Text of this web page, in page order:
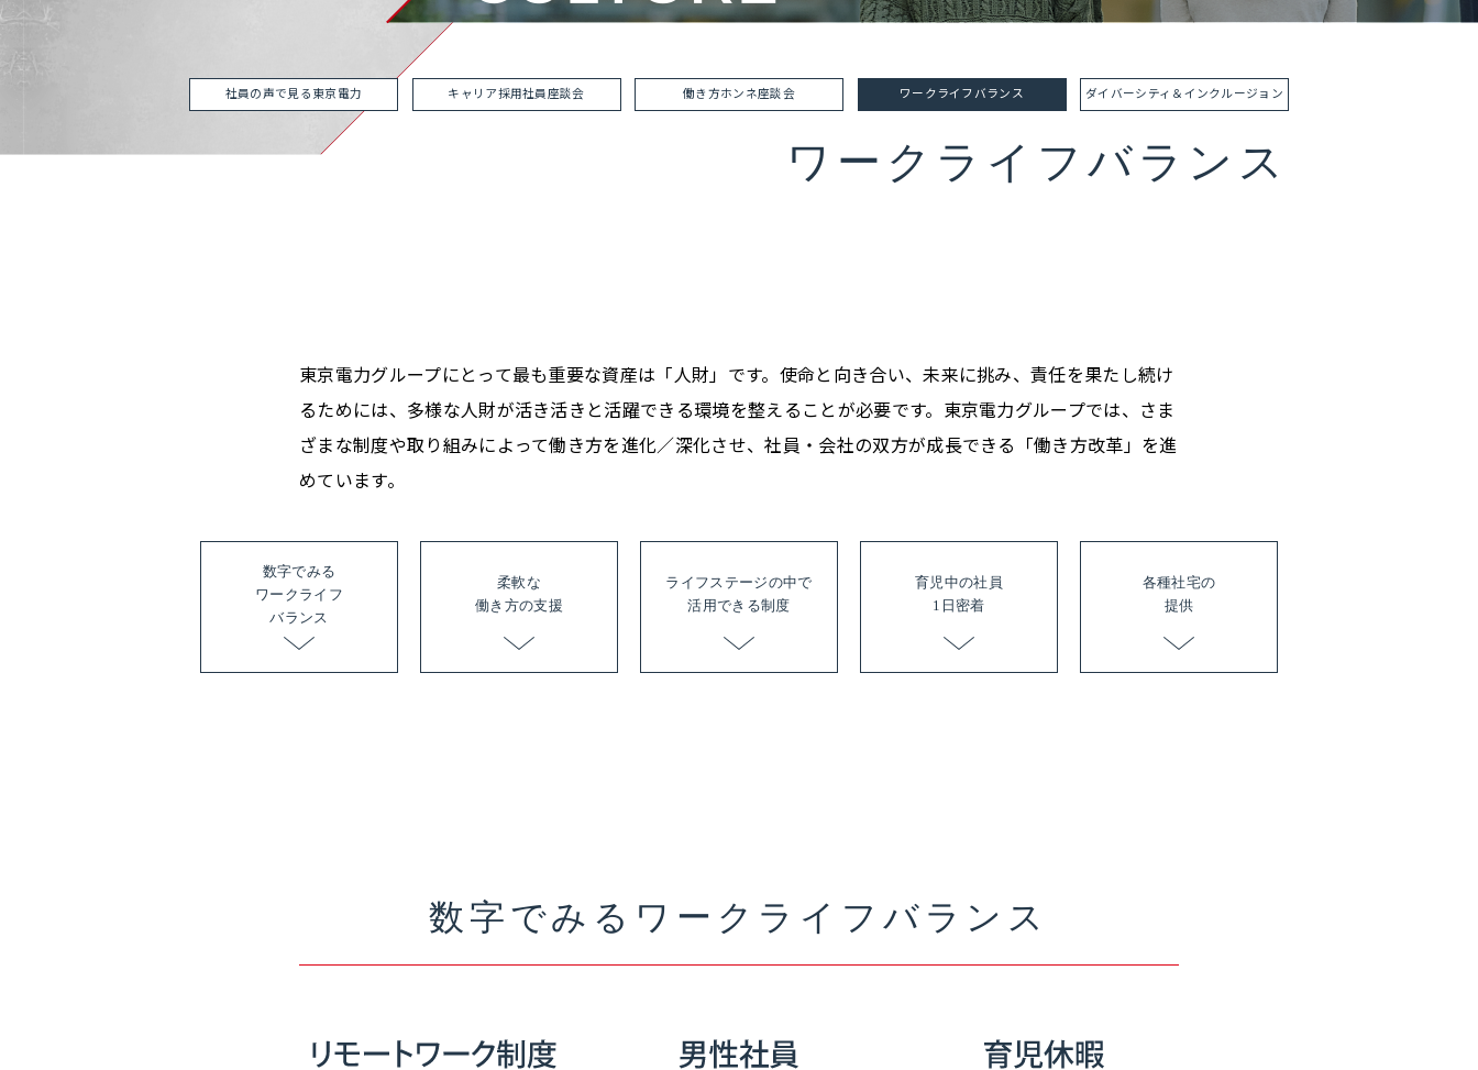
社員の声で見る東京電力 キャリア採用社員座談会 働き方ホンネ座談会 ワークライフバランス ダイバーシティ＆ インクルージョン
ワークライフバランス
東京電力グループにとって最も重要な資産は「人財」です。使命と向き合い、未来に挑み、責任を果たし続け
るためには、多様な人財が活き活きと活躍できる環境を整えることが必要です。東京電力グループでは、さま
ざまな制度や取り組みによって働き方を進化／深化させ、社員・会社の双方が成長できる「働き方改革」を進
めています。
数字でみる
ワークライフ
バランス
柔軟な
働き方の支援
ライフステージの中で
活用できる制度
育児中の社員
1日密着
各種社宅の
提供
数字でみる ワークライフバランス